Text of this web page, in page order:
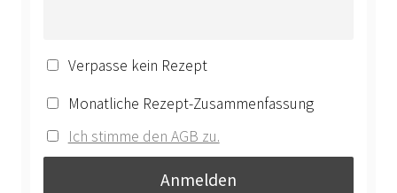
Verpasse kein Rezept
Monatliche Rezept-Zusammenfassung
Ich stimme den AGB zu.